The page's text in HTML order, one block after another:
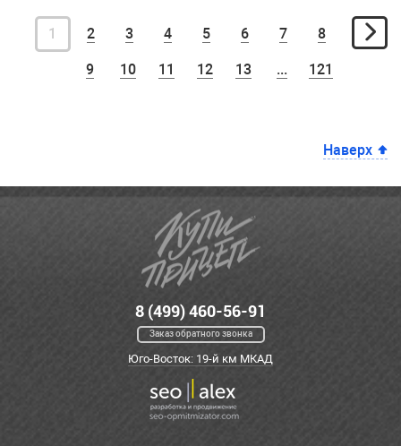
1 2 3 4 5 6 7 8
9 10 11 12 13 ... 121
Наверх
8 (499) 460-56-91
Заказ обратного звонка
Юго-Восток: 19-й км МКАД